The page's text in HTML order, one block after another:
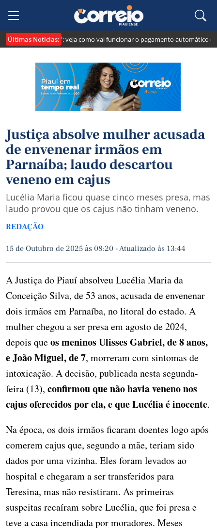
Últimas Notícias:
o "Pix Pensão": veja como vai funcionar o pagamento automático da
Justiça absolve mulher acusada
de envenenar irmãos em
Parnaíba; laudo descartou
veneno em cajus
Lucélia Maria ficou quase cinco meses presa, mas
laudo provou que os cajus não tinham veneno.
REDAÇÃO
15 de Outubro de 2025 às 08:20 -Atualizado às 13:44
A Justiça do Piauí absolveu Lucélia Maria da
Conceição Silva, de 53 anos, acusada de envenenar
dois irmãos em Parnaíba, no litoral do estado. A
mulher chegou a ser presa em agosto de 2024,
depois queos meninos Ulisses Gabriel, de 8 anos,
e João Miguel, de 7, morreram com sintomas de
intoxicação. A decisão, publicada nesta segunda-
feira (13), confirmou que não havia veneno nos
cajus oferecidos por ela, e que Lucélia é inocente.
Na época, os dois irmãos ficaram doentes logo após
comerem cajus que, segundo a mãe, teriam sido
dados por uma vizinha. Eles foram levados ao
hospital e chegaram a ser transferidos para
Teresina, mas não resistiram. As primeiras
suspeitas recaíram sobre Lucélia, que foi presa e
teve a casa incendiada por moradores. Meses